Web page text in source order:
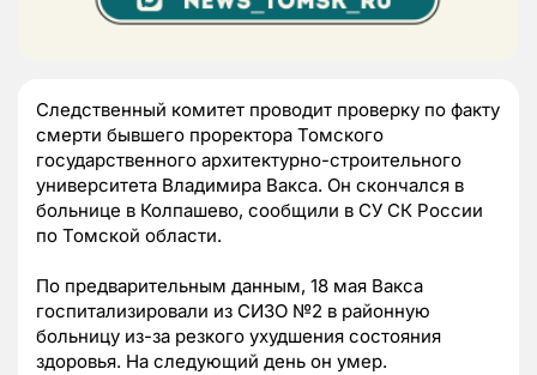
Следственный комитет проводит проверку по факту
смерти бывшего проректора Томского
государственного архитектурно-строительного
университета Владимира Вакса. Он скончался в
больнице в Колпашево, сообщили в СУ СК России
по Томской области.
По предварительным данным, 18 мая Вакса
госпитализировали из СИЗО №2 в районную
больницу из-за резкого ухудшения состояния
здоровья. На следующий день он умер.